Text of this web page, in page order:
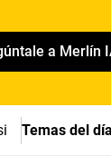
a Merlín
Temas del día